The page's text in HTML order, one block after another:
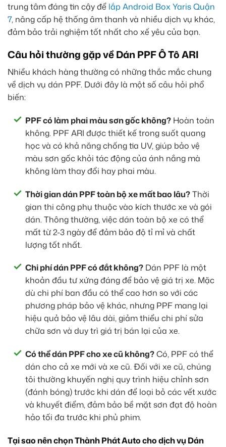
trung tâm đáng tin cậy để lắp Android Box Yaris Quận
7, nâng cấp hệ thống âm thanh và nhiều dịch vụ khác,
đảm bảo trải nghiệm tốt nhất cho xế yêu của bạn.
Câu hỏi thường gặp về Dán PPF Ô Tô ARI
Nhiều khách hàng thường có những thắc mắc chung
về dịch vụ dán PPF. Dưới đây là một số câu hỏi phổ
biến:
PPF có làm phai màu sơn gốc không? Hoàn toàn
không. PPF ARI được thiết kế trong suốt quang
học và có khả năng chống tia UV, giúp bảo vệ
màu sơn gốc khỏi tác động của ánh nắng mà
không làm thay đổi hay phai màu.
Thời gian dán PPF toàn bộ xe mất bao lâu?Thời
gian thi công phụ thuộc vào kích thước xe và gói
dán. Thông thường, việc dán toàn bộ xe có thể
mất từ 2-3 ngày để đảm bảo độ tỉ mỉ và chất
lượng tốt nhất.
Chi phí dán PPF có đắt không? Dán PPF là một
khoản đầu tư xứng đáng để bảo vệ giá trị xe. Mặc
dù chi phí ban đầu có thể cao hơn so với các
phương pháp bảo vệ khác, nhưng PPF mang lại
hiệu quả bảo vệ lâu dài, giảm thiểu chi phí sửa
chữa sơn và duy trì giá trị bán lại của xe.
Có thể dán PPF cho xe cũ không?Có, PPF có thể
dán cho cả xe mới và xe cũ. Đối với xe cũ, chúng
tôi thường khuyến nghị quy trình hiệu chỉnh sơn
(đánh bóng) trước khi dán để loại bỏ các vết xước
và khuyết điểm, đảm bảo bề mặt sơn đạt độ hoàn
hảo tối đa trước khi phủ phim.
Tại sao nên chọn Thành Phát Auto cho dịch vụ Dán